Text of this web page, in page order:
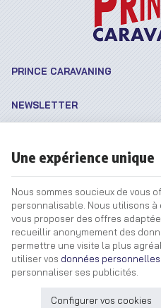
PRINCE CARAVANING
NEWSLETTER
Prince Caravaning | N° d'entreprise :
Contact|Conditions générales
Traitement de vos données par Google
Une expérience unique
Nous sommes soucieux de vous
personnalisable. Nous utilisons à
vous proposer des offres
recueillir anonymement des
permettre une visite la plus
utiliser vos données personnelles
personnaliser ses publicités.
Configurer vos cookies